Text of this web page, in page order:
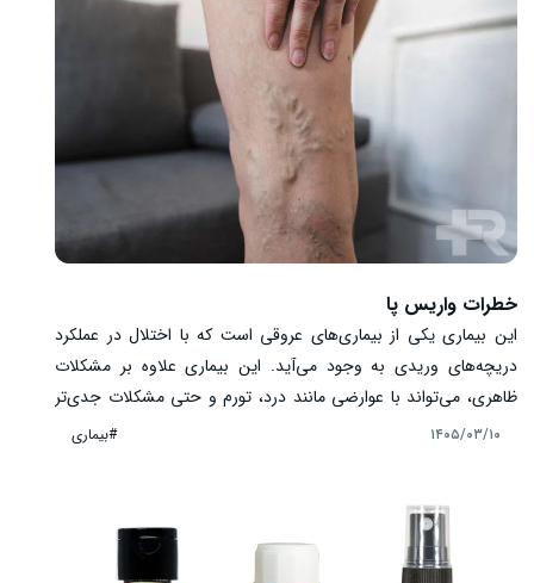
انتخاب آگاهانه ‌تری برای استفاده از این گیاه داشته باشید.
خطرات واریس پا
این بیماری یکی از بیماری‌های عروقی است که با اختلال در عملکرد
دریچه‌های وریدی به وجود می‌آید. این بیماری علاوه بر مشکلات
ظاهری، می‌تواند با عوارضی مانند درد، تورم و حتی مشکلات جدی‌تر
همراه باشد. شناخت به موقع واریس و آگاهی از خطرات آن نقش
۱۴۰۵/۰۳/۱۰ #بیماری